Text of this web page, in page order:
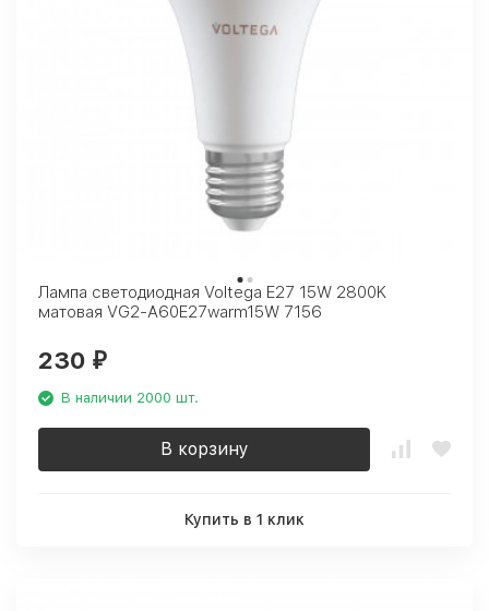
Лампа светодиодная Voltega E27 15W 2800K
матовая VG2-A60E27warm15W 7156
230 ₽
В наличии 2000 шт.
В корзину
Купить в 1 клик